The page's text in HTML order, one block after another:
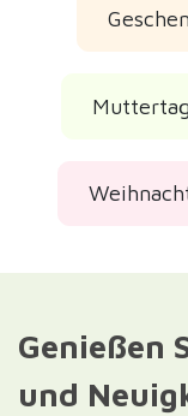
Genießen
und